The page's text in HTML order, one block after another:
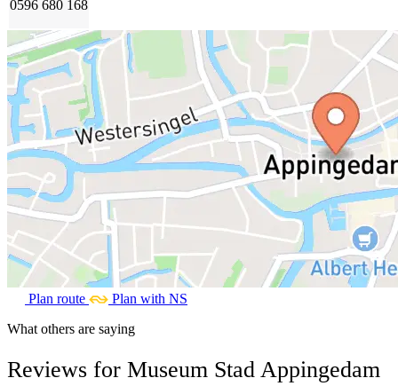
0596 680 168
Plan route
Plan with NS
What others are saying
Reviews for Museum Stad Appingedam